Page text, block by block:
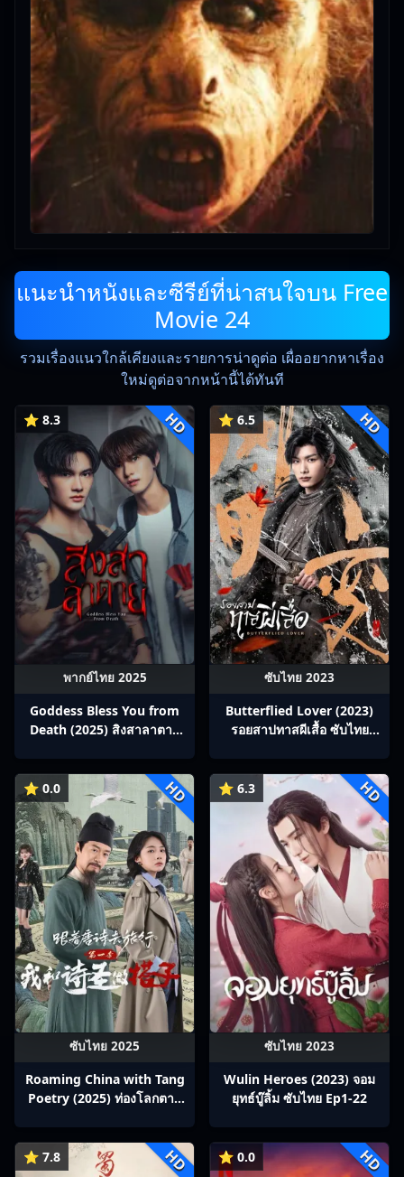
แนะนำหนังและซีรีย์ที่น่าสนใจบน Free
Movie 24
รวมเรื่องแนวใกล้เคียงและรายการน่าดูต่อ เผื่ออยากหาเรื่อง
ใหม่ดูต่อจากหน้านี้ได้ทันที
⭐ 8.3 HD
พากย์ไทย 2025
Goddess Bless You from
Death (2025) สิงสาลาตาย
⭐ 6.5 HD
ซับไทย 2023
Butterflied Lover (2023)
รอยสาปทาสผีเสื้อ ซับไทย
⭐ 0.0 HD
ซับไทย 2025
Roaming China with Tang
Poetry (2025) ท่องโลกตาม
Ep1-12
⭐ 6.3 HD
ซับไทย 2023
Wulin Heroes (2023) จอม
ยุทธ์บู๊ลิ้ม ซับไทย Ep1-22
⭐ 7.8 HD ⭐ 0.0 HD